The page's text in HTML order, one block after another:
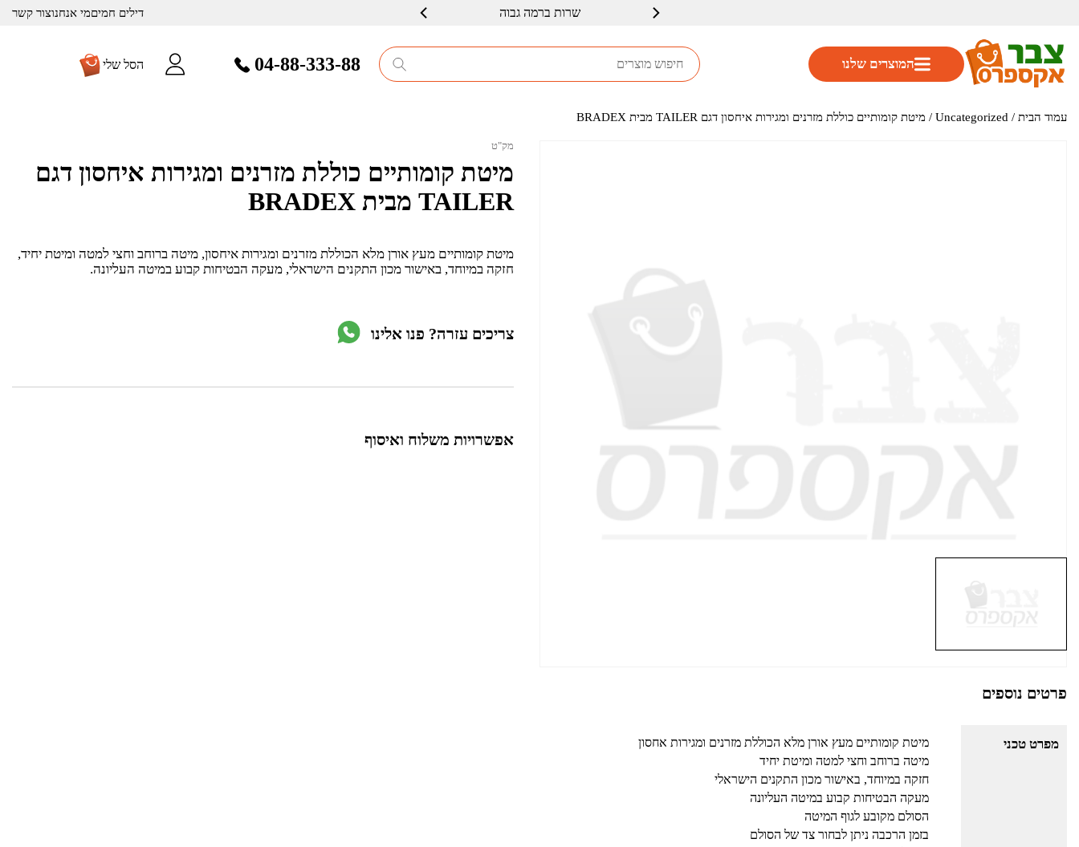
דילים חמיםמי אנחנוצור קשר שרות ברמה גבוה
04-88-333-88 הסל שלי המוצרים שלנו
עמוד הבית /
Uncategorized / מיטת קומותיים כוללת מזרנים ומגירות איחסון דגם TAILER מבית BRADEX
מק"ט
מיטת קומותיים כוללת מזרנים ומגירות איחסון דגם
TAILER מבית BRADEX
מיטת קומותיים מעץ אורן מלא הכוללת מזרנים ומגירות איחסון, מיטה ברוחב וחצי למטה ומיטת יחיד,
חזקה במיוחד, באישור מכון התקנים הישראלי, מעקה הבטיחות קבוע במיטה העליונה.
צריכים עזרה? פנו אלינו
אפשרויות משלוח ואיסוף
פרטים נוספים
מפרט טכני
מיטת קומותיים מעץ אורן מלא הכוללת מזרנים ומגירות אחסון
מיטה ברוחב וחצי למטה ומיטת יחיד
חזקה במיוחד, באישור מכון התקנים הישראלי
מעקה הבטיחות קבוע במיטה העליונה
הסולם מקובע לגוף המיטה
בזמן הרכבה ניתן לבחור צד של הסולם